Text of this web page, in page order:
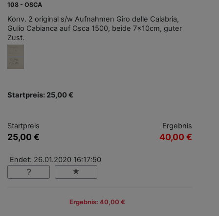
108 - OSCA
Konv. 2 original s/w Aufnahmen Giro delle Calabria,
Gulio Cabianca auf Osca 1500, beide 7x10cm, guter
Zust.
Startpreis: 25,00 €
Startpreis
25,00 €
Ergebnis
40,00 €
Endet: 26.01.2020 16:17:50
Ergebnis: 40,00 €